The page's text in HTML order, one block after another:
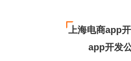
上海电商app
app开发